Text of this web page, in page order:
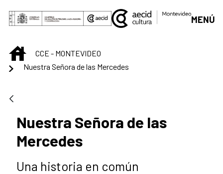
Saut au contenu principal
MENÚ
INICIOCCE - MONTEVIDEO
Nuestra Señora de las Mercedes
Nuestra Señora de las
Mercedes
Una historia en común